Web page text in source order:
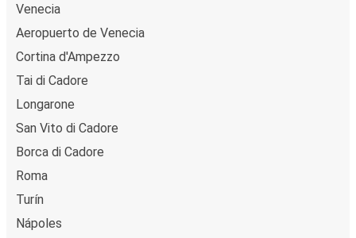
Venecia
Aeropuerto de Venecia
Cortina d'Ampezzo
Tai di Cadore
Longarone
San Vito di Cadore
Borca di Cadore
Roma
Turín
Nápoles